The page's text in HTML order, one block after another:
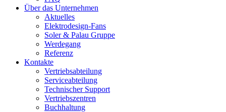
Über das Unternehmen
Aktuelles
Elektrodesign-Fans
Soler & Palau Gruppe
Werdegang
Referenz
Kontakte
Vertriebsabteilung
Serviceabteilung
Technischer Support
Vertriebszentren
Buchhaltung